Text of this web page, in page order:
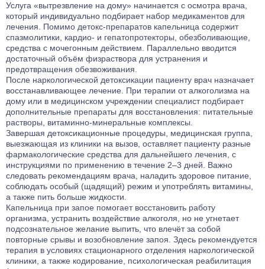
Услуга «вытрезвление на дому» начинается с осмотра врача,
который индивидуально подбирает набор медикаментов для
лечения. Помимо детокс-препаратов капельница содержит
спазмолитики, кардио- и гепатопротекторы, обезболивающие,
средства с мочегонным действием. Параллельно вводится
достаточный объём физраствора для устранения и
предотвращения обезвоживания.
После наркологической детоксикации пациенту врач назначает
восстанавливающее лечение. При терапии от алкоголизма на
дому или в медицинском учреждении специалист подбирает
дополнительные препараты для восстановления: питательные
растворы, витаминно-минеральные комплексы.
Завершая детоксикационные процедуры, медицинская группа,
выезжающая из клиники на вызов, оставляет пациенту разные
фармакологические средства для дальнейшего лечения, с
инструкциями по применению в течение 2–3 дней. Важно
следовать рекомендациям врача, наладить здоровое питание,
соблюдать особый (щадящий) режим и употреблять витамины,
а также пить больше жидкости.
Капельница при запое помогает восстановить работу
организма, устранить воздействие алкоголя, но не угнетает
подсознательное желание выпить, что влечёт за собой
повторные срывы и возобновление запоя. Здесь рекомендуется
терапия в условиях стационарного отделения наркологической
клиники, а также кодирование, психологическая реабилитация